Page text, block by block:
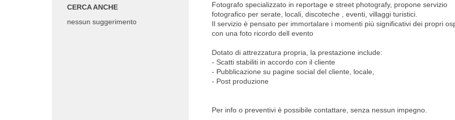
Fotografo specializzato in reportage e street photografy, propone servizio
fotografico per serate, locali, discoteche , eventi, villaggi turistici.
Il servizio è pensato per immortalare i momenti più significativi dei propri
con una foto ricordo dell evento
Dotato di attrezzatura propria, la prestazione include:
- Scatti stabiliti in accordo con il cliente
- Pubblicazione su pagine social del cliente, locale,
- Post produzione
Per info o preventivi è possibile contattare, senza nessun impegno.
CERCA ANCHE
nessun suggerimento